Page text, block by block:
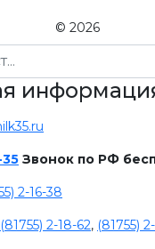
© 2026
Звонок по РФ
2-16-38
(81755) 2-18-62, (81755)